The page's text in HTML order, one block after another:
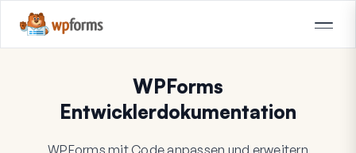
WPForms
Entwicklerdokumentation
WPForms mit Code anpassen und erweitern